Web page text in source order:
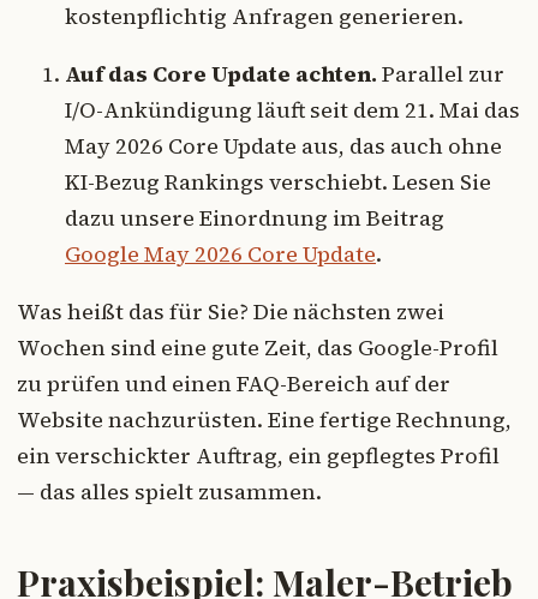
kostenpflichtig Anfragen generieren.
Auf das Core Update achten. Parallel zur
I/O-Ankündigung läuft seit dem 21. Mai das
May 2026 Core Update aus, das auch ohne
KI-Bezug Rankings verschiebt. Lesen Sie
dazu unsere Einordnung im Beitrag
Google May 2026 Core Update.
Was heißt das für Sie? Die nächsten zwei
Wochen sind eine gute Zeit, das Google-Profil
zu prüfen und einen FAQ-Bereich auf der
Website nachzurüsten. Eine fertige Rechnung,
ein verschickter Auftrag, ein gepflegtes Profil
— das alles spielt zusammen.
Praxisbeispiel: Maler-Betrieb